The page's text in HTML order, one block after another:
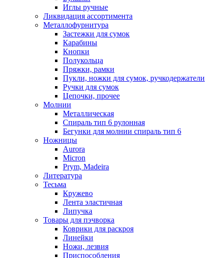
Иглы ручные
Ликвидация ассортимента
Металлофурнитура
Застежки для сумок
Карабины
Кнопки
Полукольца
Пряжки, рамки
Пукли, ножки для сумок, ручкодержатели
Ручки для сумок
Цепочки, прочее
Молнии
Металлическая
Спираль тип 6 рулонная
Бегунки для молнии спираль тип 6
Ножницы
Aurora
Micron
Prym, Madeira
Литература
Тесьма
Кружево
Лента эластичная
Липучка
Товары для пэчворка
Коврики для раскроя
Линейки
Ножи, лезвия
Приспособления